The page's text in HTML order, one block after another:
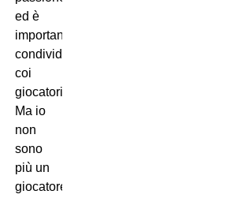
ed è
importante
condividerla
coi
giocatori.
Ma io
non
sono
più un
giocatore.